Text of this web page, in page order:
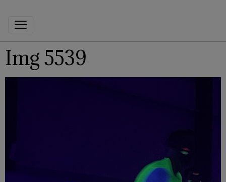
Img 5539